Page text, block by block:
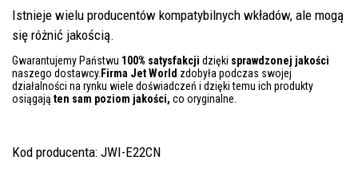
Istnieje wielu producentów kompatybilnych wkładów, ale mogą
się różnić jakością.
Gwarantujemy Państwu 100% satysfakcji dzięki sprawdzonej jakości
naszego dostawcy. Firma Jet World zdobyła podczas swojej
działalności na rynku wiele doświadczeń i dzięki temu ich produkty
osiągają ten sam poziom jakości, co oryginalne.
Kod producenta: JWI-E22CN